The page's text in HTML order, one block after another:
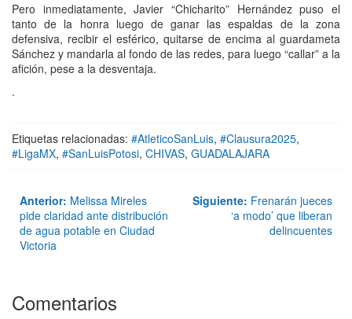
Pero inmediatamente, Javier “Chicharito” Hernández puso el
tanto de la honra luego de ganar las espaldas de la zona
defensiva, recibir el esférico, quitarse de encima al guardameta
Sánchez y mandarla al fondo de las redes, para luego “callar” a la
afición, pese a la desventaja.
.
Etiquetas relacionadas: #AtleticoSanLuis, #Clausura2025,
#LigaMX, #SanLuisPotosi, CHIVAS, GUADALAJARA
Anterior: Melissa Mireles
pide claridad ante distribución
de agua potable en Ciudad
Victoria
Siguiente: Frenarán jueces
‘a modo’ que liberan
delincuentes
Comentarios